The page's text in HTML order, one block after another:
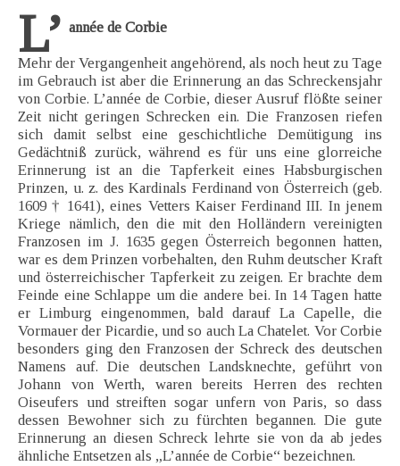
L’ année de Corbie
Mehr der Vergangenheit angehörend, als noch heut zu Tage
im Gebrauch ist aber die Erinnerung an das Schreckensjahr
von Corbie. L’année de Corbie, dieser Ausruf flößte seiner
Zeit nicht geringen Schrecken ein. Die Franzosen riefen
sich damit selbst eine geschichtliche Demütigung ins
Gedächtniß zurück, während es für uns eine glorreiche
Erinnerung ist an die Tapferkeit eines Habsburgischen
Prinzen, u. z. des Kardinals Ferdinand von Österreich (geb.
1609 † 1641), eines Vetters Kaiser Ferdinand III. In jenem
Kriege nämlich, den die mit den Holländern vereinigten
Franzosen im J. 1635 gegen Österreich begonnen hatten,
war es dem Prinzen vorbehalten, den Ruhm deutscher Kraft
und österreichischer Tapferkeit zu zeigen. Er brachte dem
Feinde eine Schlappe um die andere bei. In 14 Tagen hatte
er Limburg eingenommen, bald darauf La Capelle, die
Vormauer der Picardie, und so auch La Chatelet. Vor Corbie
besonders ging den Franzosen der Schreck des deutschen
Namens auf. Die deutschen Landsknechte, geführt von
Johann von Werth, waren bereits Herren des rechten
Oiseufers und streiften sogar unfern von Paris, so dass
dessen Bewohner sich zu fürchten begannen. Die gute
Erinnerung an diesen Schreck lehrte sie von da ab jedes
ähnliche Entsetzen als „L’année de Corbie“ bezeichnen.